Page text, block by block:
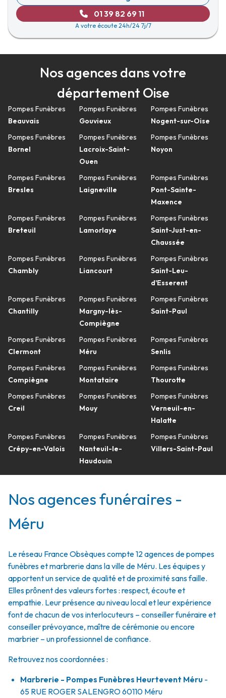
01 39 82 69 11
A votre écoute 24h/24 7j/7
Nos agences dans votre
département Oise
Pompes Funèbres
Beauvais
Pompes Funèbres
Bornel
Pompes Funèbres
Bresles
Pompes Funèbres
Breteuil
Pompes Funèbres
Chambly
Pompes Funèbres
Chantilly
Pompes Funèbres
Clermont
Pompes Funèbres
Compiègne
Pompes Funèbres
Creil
Pompes Funèbres
Crépy-en-Valois
Pompes Funèbres
Gouvieux
Pompes Funèbres
Lacroix-Saint-
Ouen
Pompes Funèbres
Laigneville
Pompes Funèbres
Lamorlaye
Pompes Funèbres
Liancourt
Pompes Funèbres
Margny-lès-
Compiègne
Pompes Funèbres
Méru
Pompes Funèbres
Montataire
Pompes Funèbres
Mouy
Pompes Funèbres
Nanteuil-le-
Haudouin
Pompes Funèbres
Nogent-sur-Oise
Pompes Funèbres
Noyon
Pompes Funèbres
Pont-Sainte-
Maxence
Pompes Funèbres
Saint-Just-en-
Chaussée
Pompes Funèbres
Saint-Leu-
d'Esserent
Pompes Funèbres
Saint-Paul
Pompes Funèbres
Senlis
Pompes Funèbres
Thourotte
Pompes Funèbres
Verneuil-en-
Halatte
Pompes Funèbres
Villers-Saint-Paul
Nos agences funéraires -
Méru
Le réseau France Obsèques compte 12 agences de pompes
funèbres et marbrerie dans la ville de Méru. Les équipes y
apportent un service de qualité et de proximité sans faille.
Elles prônent des valeurs fortes : respect, écoute et
empathie. Leur présence au niveau local et leur expérience
font de chacun de vos interlocuteurs – conseiller funéraire et
conseiller prévoyance, maître de cérémonie ou encore
marbrier – un professionnel de confiance.
Retrouvez nos coordonnées :
Marbrerie - Pompes Funèbres Heurtevent Méru -
65 RUE ROGER SALENGRO60110 Méru